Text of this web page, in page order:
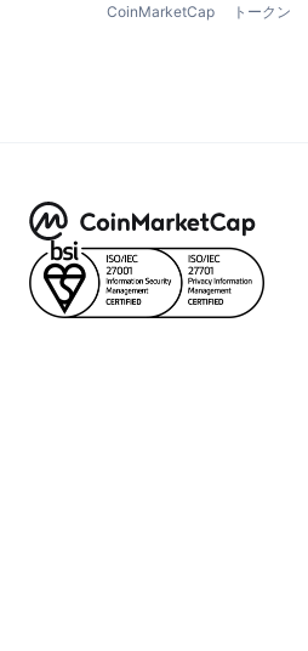
CoinMarketCap トークン